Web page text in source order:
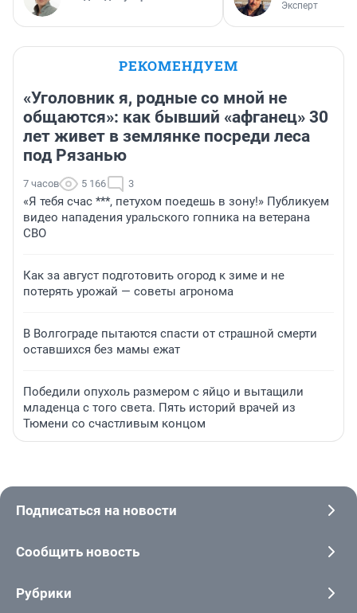
Эксперт
РЕКОМЕНДУЕМ
«Уголовник я, родные со мной не
общаются»: как бывший «афганец» 30
лет живет в землянке посреди леса
под Рязанью
7 часов 5 166 3
«Я тебя счас ***, петухом поедешь в зону!» Публикуем
видео нападения уральского гопника на ветерана
СВО
Как за август подготовить огород к зиме и не
потерять урожай — советы агронома
В Волгограде пытаются спасти от страшной смерти
оставшихся без мамы ежат
Победили опухоль размером с яйцо и вытащили
младенца с того света. Пять историй врачей из
Тюмени со счастливым концом
Подписаться на новости
Сообщить новость
Рубрики